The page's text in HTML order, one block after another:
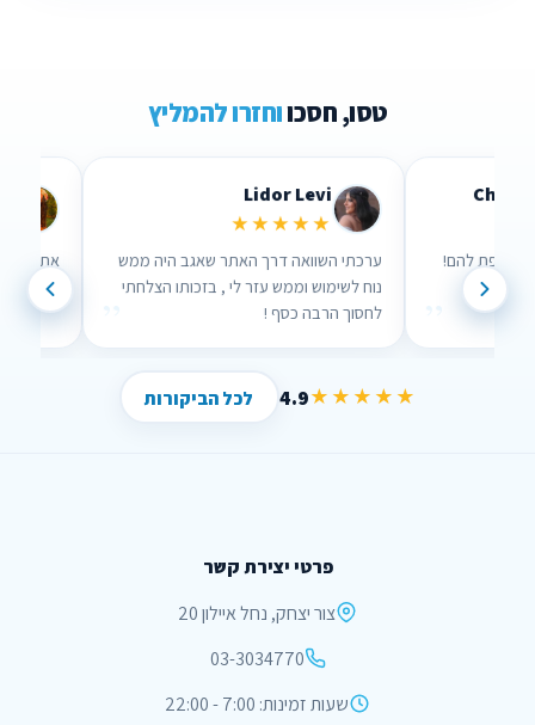
טסו, חסכווחזרו להמליץ
Lidor Levi
★★★★★
ערכתי השוואה דרך האתר שאגב היה ממש
נוח לשימוש וממש עזר לי , בזכותו הצלחתי
לחסוך הרבה כסף !
”
Chen Parizer
אנשים שבאמת אכפת להם!
”
★★★★★
4.9 לכל הביקורות
פרטי יצירת קשר
צור יצחק, נחל איילון 20
03-3034770
שעות זמינות: 7:00 - 22:00